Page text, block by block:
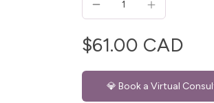
$61.00 CAD
💎 Book a Virtual